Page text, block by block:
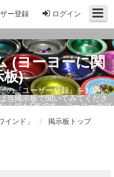
ログイン
ー登録
(ヨーヨーに関
板)
の『ユーザー登録』をお願い
当掲示板で聞いてみてくださ
んでもOKです。ヨーヨーのプ
ンド」 掲示板トップ